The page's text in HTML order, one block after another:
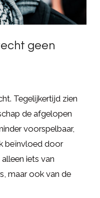
geen
Tegelijkertijd zien
de afgelopen
voorspelbaar,
beïnvloed door
iets van
maar ook van de